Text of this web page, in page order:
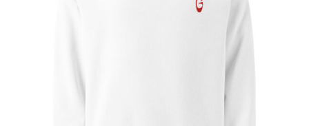
LISTE